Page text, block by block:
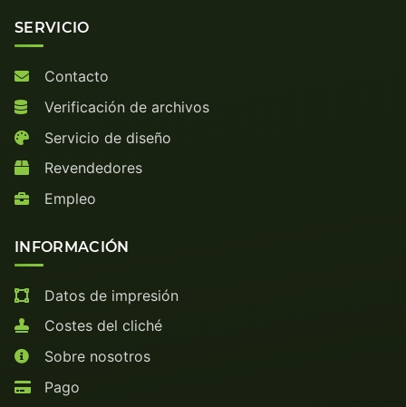
SERVICIO
Contacto
Verificación de archivos
Servicio de diseño
Revendedores
Empleo
INFORMACIÓN
Datos de impresión
Costes del cliché
Sobre nosotros
Pago